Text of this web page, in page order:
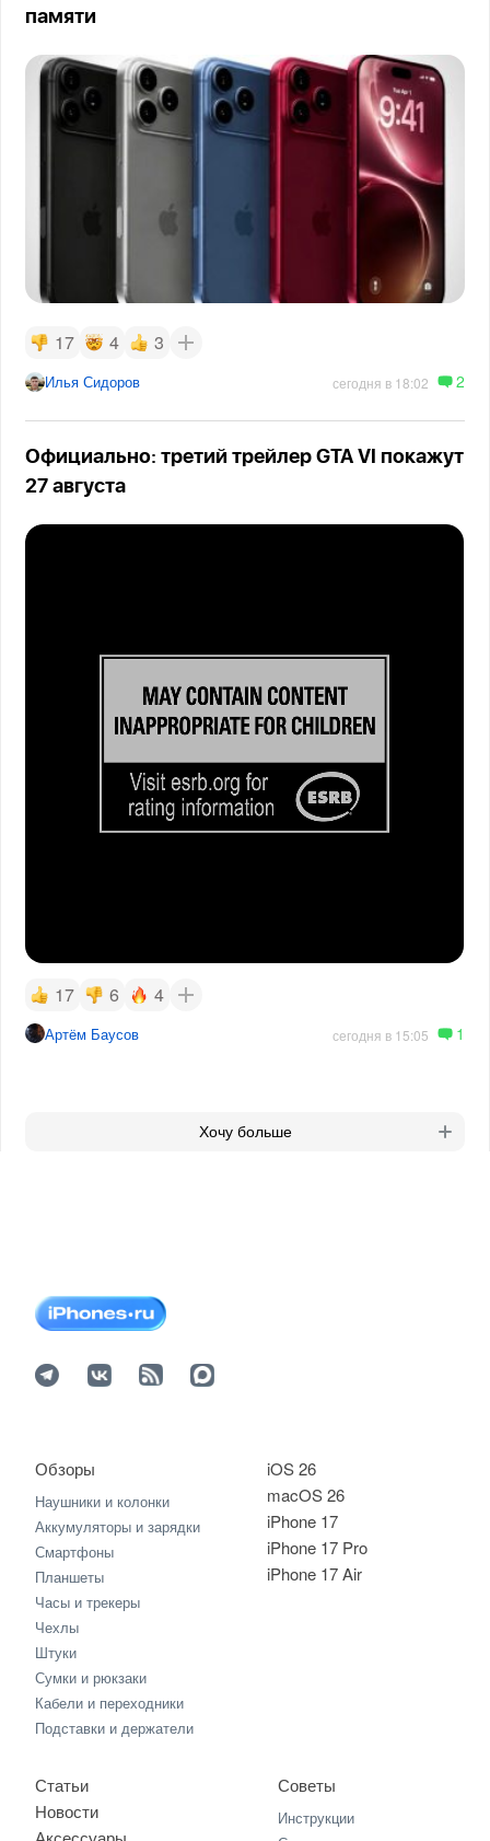
памяти
17 4 3
Илья Сидоров сегодня в 18:02 2
Официально: третий трейлер GTA VI покажут
27 августа
17 6 4
Артём Баусов сегодня в 15:05 1
Хочу больше
iOS 26
macOS 26
iPhone 17
iPhone 17 Pro
iPhone 17 Air
Обзоры
Наушники и колонки
Аккумуляторы и зарядки
Смартфоны
Планшеты
Часы и трекеры
Чехлы
Штуки
Сумки и рюкзаки
Кабели и переходники
Подставки и держатели
Статьи
Новости
Советы
Инструкции